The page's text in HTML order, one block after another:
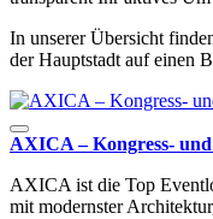
In unserer Übersicht
der Hauptstadt auf einen
AXICA – Kongress-
AXICA ist die Top
mit modernster